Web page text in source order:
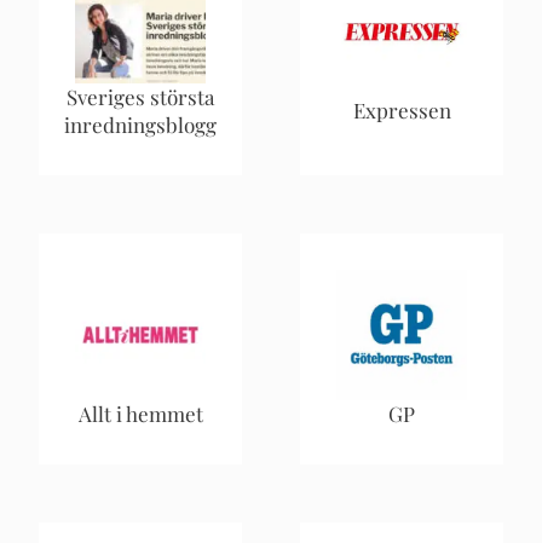
Sveriges största
inredningsblogg
Expressen
Allt i hemmet GP